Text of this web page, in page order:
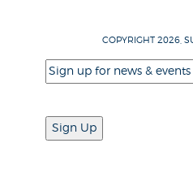
COPYRIGHT 2026,